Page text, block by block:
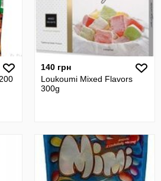
140 грн
Loukoumi Mixed Flavors
300g